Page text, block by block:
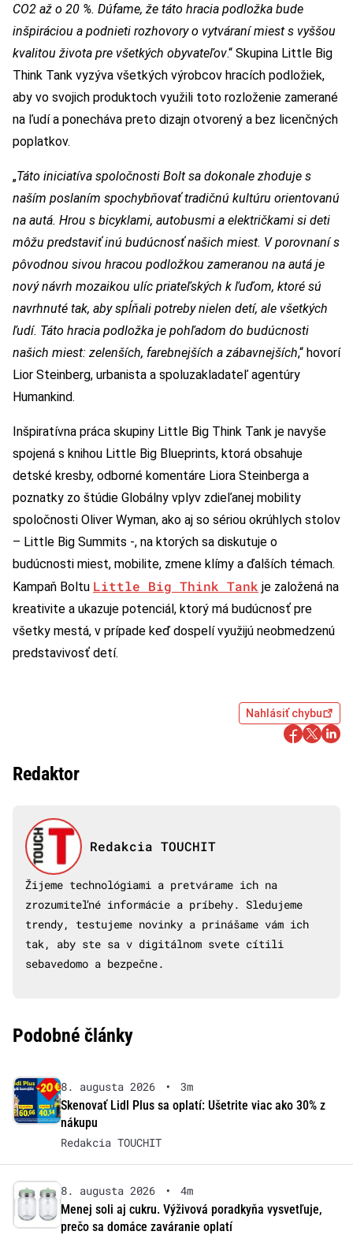
CO2 až o 20 %. Dúfame, že táto hracia podložka bude
inšpiráciou a podnieti rozhovory o vytváraní miest s vyššou
kvalitou života pre všetkých obyvateľov.“ Skupina Little Big
Think Tank vyzýva všetkých výrobcov hracích podložiek,
aby vo svojich produktoch využili toto rozloženie zamerané
na ľudí a ponecháva preto dizajn otvorený a bez licenčných
poplatkov.
„Táto iniciatíva spoločnosti Bolt sa dokonale zhoduje s
naším poslaním spochybňovať tradičnú kultúru orientovanú
na autá. Hrou s bicyklami, autobusmi a električkami si deti
môžu predstaviť inú budúcnosť našich miest. V porovnaní s
pôvodnou sivou hracou podložkou zameranou na autá je
nový návrh mozaikou ulíc priateľských k ľuďom, ktoré sú
navrhnuté tak, aby spĺňali potreby nielen detí, ale všetkých
ľudí. Táto hracia podložka je pohľadom do budúcnosti
našich miest: zelenších, farebnejších a zábavnejších,“ hovorí
Lior Steinberg, urbanista a spoluzakladateľ agentúry
Humankind.
Inšpiratívna práca skupiny Little Big Think Tank je navyše
spojená s knihou Little Big Blueprints, ktorá obsahuje
detské kresby, odborné komentáre Liora Steinberga a
poznatky zo štúdie Globálny vplyv zdieľanej mobility
spoločnosti Oliver Wyman, ako aj so sériou okrúhlych stolov
– Little Big Summits -, na ktorých sa diskutuje o
budúcnosti miest, mobilite, zmene klímy a ďalších témach.
Kampaň Boltu Little Big Think Tank je založená na
kreativite a ukazuje potenciál, ktorý má budúcnosť pre
všetky mestá, v prípade keď dospelí využijú neobmedzenú
predstavivosť detí.
Nahlásiť chybu
Redaktor
Redakcia TOUCHIT
Žijeme technológiami a pretvárame ich na
zrozumiteľné informácie a príbehy. Sledujeme
trendy, testujeme novinky a prinášame vám ich
tak, aby ste sa v digitálnom svete cítili
sebavedomo a bezpečne.
Podobné články
8. augusta 2026 •
3m
Skenovať Lidl Plus sa oplatí: Ušetrite viac ako 30% z
nákupu
Redakcia TOUCHIT
8. augusta 2026 •
4m
Menej soli aj cukru. Výživová poradkyňa vysvetľuje,
prečo sa domáce zaváranie oplatí